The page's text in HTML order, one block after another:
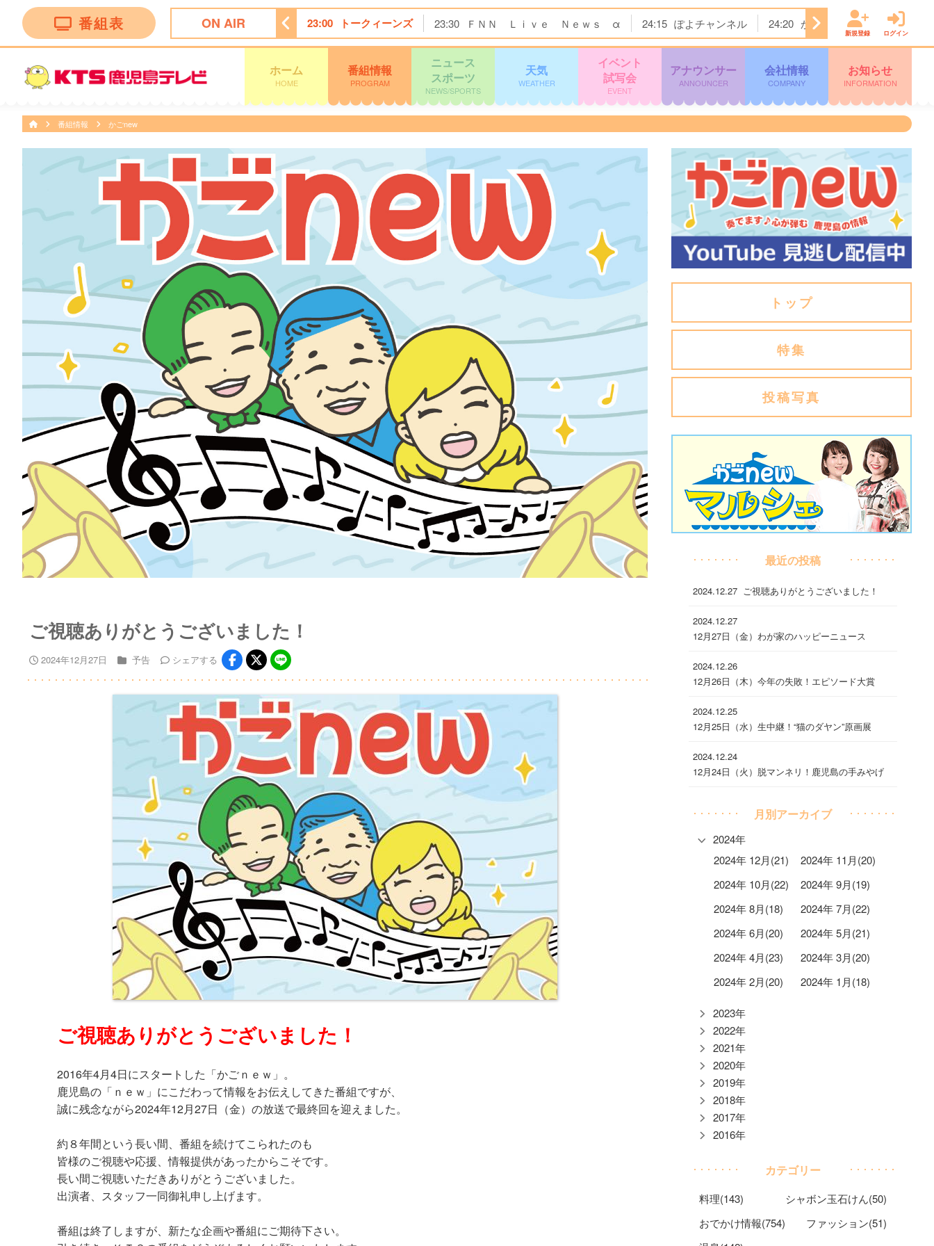
番組表 ON AIR
22:00 ＜木曜劇場＞ラストノート 22:54 天気予報 23:00 トークィーンズ 23:30 ＦＮＮ Ｌｉｖｅ Ｎｅｗｓ α 24:15 ぽよチャンネル 24:20 かまいたちの机上の空論城
新規登録 ログイン
ホーム
HOME
番組情報
PROGRAM
ニュース
スポーツ
NEWS/SPORTS
天気
WEATHER
イベント
試写会
EVENT
アナウンサー
ANNOUNCER
会社情報
COMPANY
お知らせ
INFORMATION
番組情報 かごnew
ご視聴ありがとうございました！
2024年12月27日 予告 シェアする
ご視聴ありがとうございました！
2016年4月4日にスタートした「かごｎｅｗ」。
鹿児島の「ｎｅｗ」にこだわって情報をお伝えしてきた番組ですが、
誠に残念ながら2024年12月27日（金）の放送で最終回を迎えました。
約８年間という長い間、番組を続けてこられたのも
皆様のご視聴や応援、情報提供があったからこそです。
長い間ご視聴いただきありがとうございました。
出演者、スタッフ一同御礼申し上げます。
番組は終了しますが、新たな企画や番組にご期待下さい。
トップ
特集
投稿写真
最近の投稿
2024.12.27 ご視聴ありがとうございました！
2024.12.27
12月27日（金）わが家のハッピーニュース
2024.12.26
12月26日（木）今年の失敗！エピソード大賞
2024.12.25
12月25日（水）生中継！“猫のダヤン”原画展
2024.12.24
12月24日（火）脱マンネリ！鹿児島の手みやげ
月別アーカイブ
2024年
2024年 12月(21)
2024年 11月(20)
2024年 10月(22)
2024年 9月(19)
2024年 8月(18)
2024年 7月(22)
2024年 6月(20)
2024年 5月(21)
2024年 4月(23)
2024年 3月(20)
2024年 2月(20)
2024年 1月(18)
2023年
2022年
2021年
2020年
2019年
2018年
2017年
2016年
カテゴリー
料理(143)
シャボン玉石けん(50)
おでかけ情報(754)
ファッション(51)